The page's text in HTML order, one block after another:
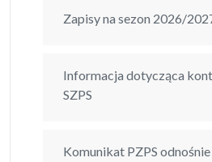
Zapisy na sezon 2026/
Informacja dotycząca
SZPS
Komunikat PZPS